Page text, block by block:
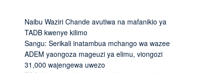
Naibu Waziri Chande avutiwa na mafanikio ya
TADB kwenye kilimo
Sangu: Serikali inatambua mchango wa wazee
ADEM yaongoza mageuzi ya elimu, viongozi
31,000 wajengewa uwezo